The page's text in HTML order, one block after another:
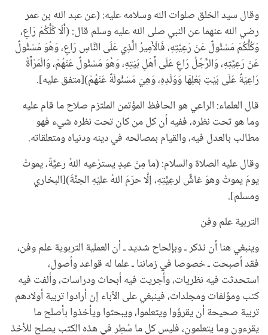
وقال سيد الخلق صلوات الله وسلامه عليه: (عن عبد الله بن عمر
رضي الله عنهما عن النبي صلى الله عليه وسلم قال: (أَلَا كُلُّكُمْ رَاعٍ،
وَكُلُّكُمْ مَسْئُولٌ عَنْ رَعِيَّتِهِ، فَالْأَمِيرُ الَّذِي عَلَى النَّاسِ رَاعٍ، وَهُوَ مَسْئُولٌ
عَنْ رَعِيَّتِهِ، وَالرَّجُلُ رَاعٍ عَلَى أَهْلِ بَيْتِهِ، وَهُوَ مَسْئُولٌ عَنْهُمْ، وَالْمَرْأَةُ
رَاعِيَةٌ عَلَى بَيْتِ بَعْلِهَا وَوَلَدِهِ، وَهِيَ مَسْئُولَةٌ عَنْهُمْ)[متفق عليه].
قال العلماء: الراعي هو الحافظ المؤتمن الملتزم صلاح ما قام عليه
وما هو تحت نظره، ففيه أن كل من كان تحت نظره شيء فهو
مطالب بالعدل فيه، والقيام بمصالحه في دينه ودنياه ومتعلقاته.
وقال عليه الصلاة والسلام: (ما مِنْ عبدٍ يسترْعيه اللهُ رعيَّةً، يموتُ
يومَ يموتُ وهوَ غاشٌّ لرعِيَّتِهِ، إلَّا حرّمَ اللهُ عليْهِ الجنَّةَ)[البخاري
ومسلم].
التربية علم وفن
وينبغي هنا أن نذكر ـ وبإلحاح شديد ـ أن العملية التربوية علم وفن،
فقد أصبحت ـ خصوصا في زماننا ـ علما له قواعد وأصول،
استحدثت فيه نظريات، وأجريت فيه أبحاث ودراسات، وألفت فيه
كتب ومؤلفات ومجلدات، فينبغي على الآباء إن أرادوا تربية أولادهم
تربية صحيحة أن يقرؤوا ويتعلموا، ويبحثوا ويأخذوا بأصلح ما
يقرءون وما يتعلمون، فليس كل ما سُطِر في هذه الكتب يصلح للأخذ